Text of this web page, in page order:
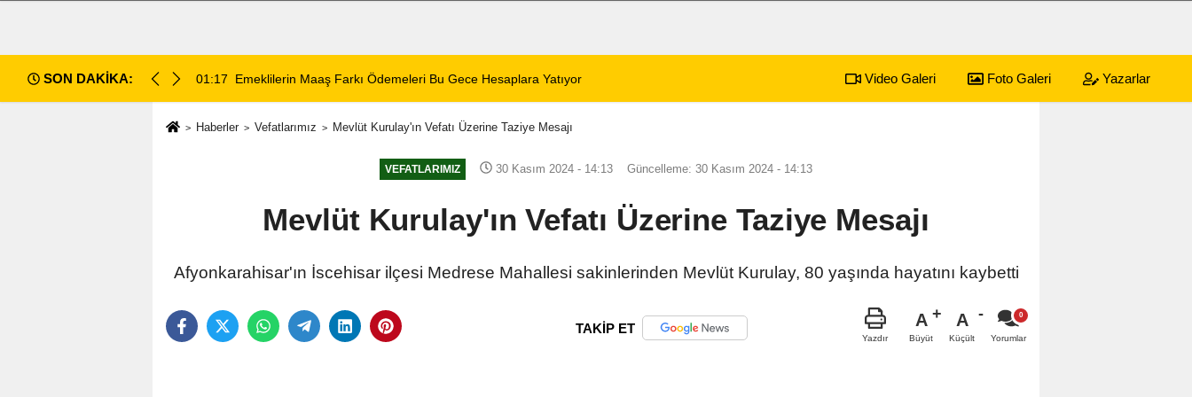
SON DAKİKA:
Hesaplara Yatıyor 01:01 Afyonspor için birlik çağrısı Zafer Meydanı'nda yükseldi Dinar'da beş gün sürecek festival programı açıklandı
Video Galeri Foto Galeri Yazarlar
Haberler Vefatlarımız Mevlüt Kurulay'ın Vefatı Üzerine Taziye Mesajı
VEFATLARIMIZ 30 Kasım 2024 - 14:13 Güncelleme: 30 Kasım 2024 - 14:13
Mevlüt Kurulay'ın Vefatı Üzerine Taziye Mesajı
Afyonkarahisar'ın İscehisar ilçesi Medrese Mahallesi sakinlerinden Mevlüt Kurulay, 80 yaşında hayatını kaybetti
TAKİP ET
Yazdır
A
Büyüt
A
Küçült Yorumlar